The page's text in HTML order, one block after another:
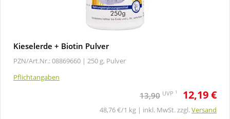
Kieselerde + Biotin Pulver
PZN/Art.Nr.: 08869660 | 250 g, Pulver
Pflichtangaben
13,90 UVP 1 12,19 €
48,76 €/1 kg | inkl. MwSt. zzgl.Versand